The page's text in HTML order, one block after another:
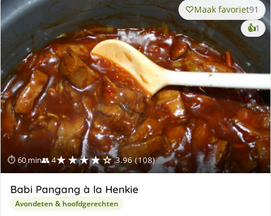
⏱ 60 min👥 4★★★★☆ 3.96 (108)
Maak favoriet91
👍1
Babi Pangang à la Henkie
Avondeten & hoofdgerechten